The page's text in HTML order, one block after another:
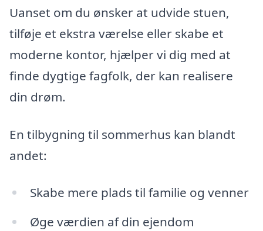
Uanset om du ønsker at udvide stuen,
tilføje et ekstra værelse eller skabe et
moderne kontor, hjælper vi dig med at
finde dygtige fagfolk, der kan realisere
din drøm.
En tilbygning til sommerhus kan blandt
andet:
Skabe mere plads til familie og venner
Øge værdien af din ejendom